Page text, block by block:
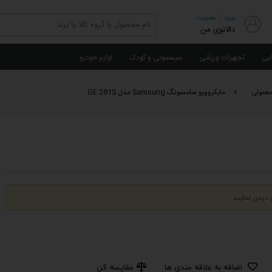
ورود عضویت
دالانوی من
تجهیزات ورزشی سیسمونی و کودک لوازم خودرو
مایکروویو سامسونگ Samsung مدل GE 281S
دیدن نمایید.
اضافه به علاقه مندی ها مقایسه کن